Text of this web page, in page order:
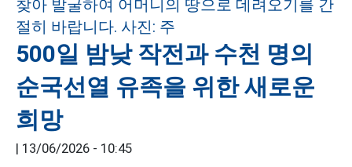
500일 밤낮 작전과 수천 명의
순국선열 유족을 위한 새로운
희망
13/06/2026 - 10:45